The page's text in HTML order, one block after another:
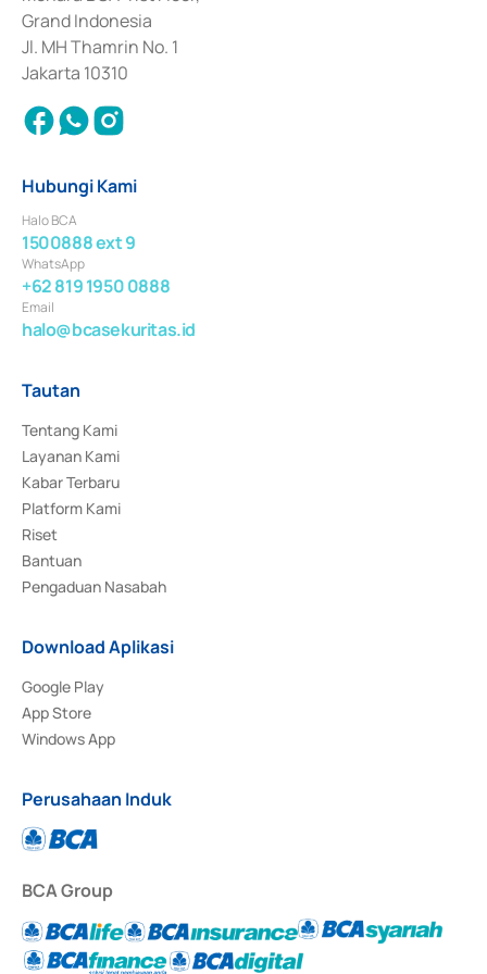
Surat Berharga Komersial yang izinnya diterbitkan pada tahun 2018.
Grand Indonesia
Jl. MH Thamrin No. 1
Jakarta 10310
Hubungi Kami
Halo BCA
1500888 ext 9
WhatsApp
+62 819 1950 0888
Email
halo@bcasekuritas.id
Tautan
Tentang Kami
Layanan Kami
Kabar Terbaru
Platform Kami
Riset
Bantuan
Pengaduan Nasabah
Download Aplikasi
Google Play
App Store
Windows App
Perusahaan Induk
BCA Group